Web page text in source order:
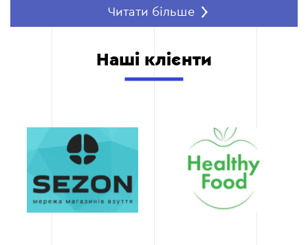
SEO-оптимізація
оптимізуємо контент,
налаштовуємо
Google та залучав нових
клієнтів.
Автоматизація
продажів
Завдяки CRM,
Читати більше
Наші клієнти